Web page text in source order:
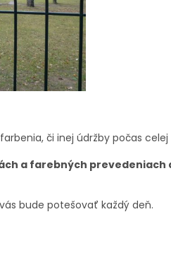
či inej údržby počas
a farebných prevedeniach
bude potešovať každý deň.